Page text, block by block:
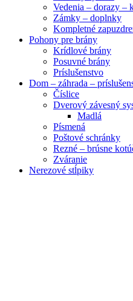
Vedenia – dorazy –
Zámky – doplnky
Kompletné
Pohony pre brány
Krídlové brány
Posuvné brány
Príslušenstvo
Dom – záhrada –
Číslice
Dverový závesný
Madlá
Písmená
Poštové schránky
Rezné – brúsne
Zváranie
Nerezové stĺpiky